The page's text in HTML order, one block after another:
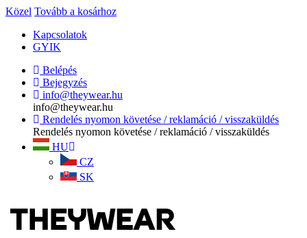
Közel Tovább a kosárhoz
Kapcsolatok
GYIK
Belépés
Bejegyzés
info@theywear.hu
info@theywear.hu
Rendelés nyomon követése / reklamáció / visszaküldés
Rendelés nyomon követése / reklamáció / visszaküldés
HU
CZ
SK